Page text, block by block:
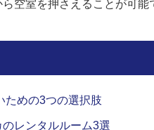
空室を押さえることが可能
ための3つの選択肢
レンタルルーム3選